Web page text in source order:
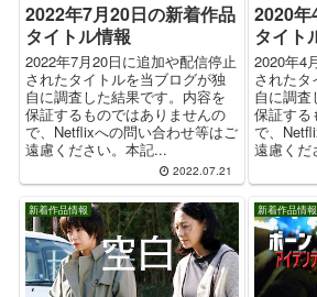
2022年7月20日の新着作品
タイトル情報
2022年7月20日に追加や配信停止
されたタイトルを当ブログが独
自に調査した結果です。内容を
保証するものではありませんの
で、Netflixへの問い合わせ等はご
遠慮ください。本記...
2022.07.21
2020年
タイト
2020年4
されたタ
自に調査
保証する
で、
遠慮くだ
新着作品情報 新着作品情報